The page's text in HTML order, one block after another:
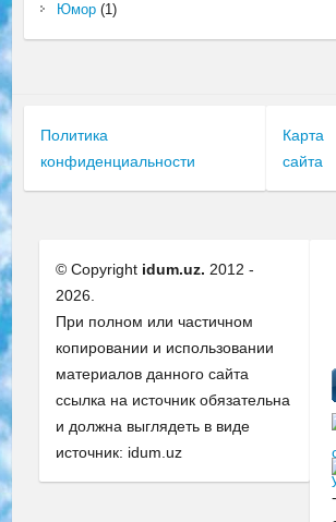
Юмор(1)
Политика
конфиденциальности
Карта
сайта
© Copyright idum.uz. 2012 -
2026.
При полном или частичном
копировании и использовании
материалов данного сайта
ссылка на источник обязательна
и должна выглядеть в виде
источник: idum.uz